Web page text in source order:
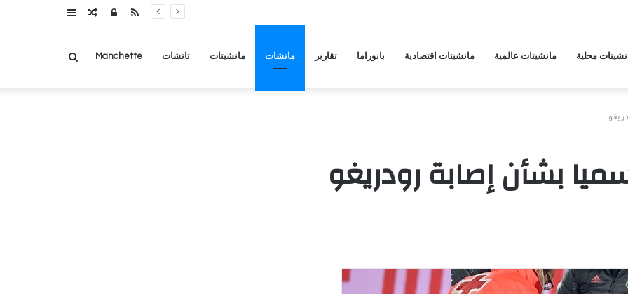
عمودمقالتسجيلRSS
محلية مانشيتات عالمية مانشيتات اقتصادية بانوراما تقارير ماتشات مانشيتات تاتشات Manchette بحث
بشأن إصابة رودريغو